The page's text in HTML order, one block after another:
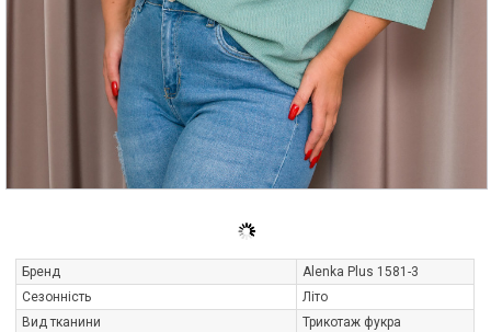
Бренд
Alenka Plus 1581-3
Сезонність
Літо
Вид тканини
Трикотаж фукра